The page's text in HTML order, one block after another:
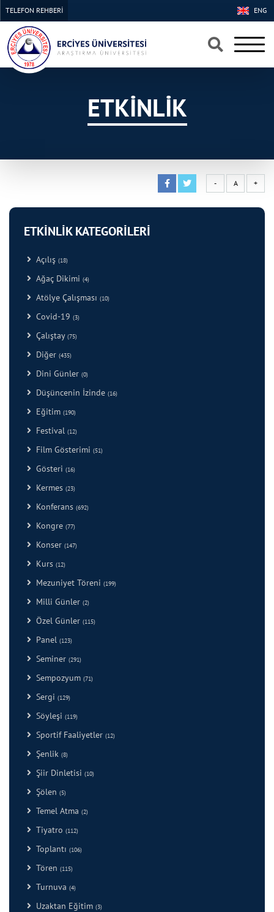
×
×
ENG
TELEFON REHBERİ
ETKİNLİK
- A +
ETKİNLİK KATEGORİLERİ
Açılış (18)
Ağaç Dikimi (4)
Atölye Çalışması (10)
Covid-19 (3)
Çalıştay (75)
Diğer (435)
Dini Günler (0)
Düşüncenin İzinde (16)
Eğitim (190)
Festival (12)
Film Gösterimi (51)
Gösteri (16)
Kermes (23)
Konferans (692)
Kongre (77)
Konser (147)
Kurs (12)
Mezuniyet Töreni (199)
Milli Günler (2)
Özel Günler (115)
Panel (123)
Seminer (291)
Sempozyum (71)
Sergi (129)
Söyleşi (119)
Sportif Faaliyetler (12)
Şenlik (8)
Şiir Dinletisi (10)
Şölen (5)
Temel Atma (2)
Tiyatro (112)
Toplantı (106)
Tören (115)
Turnuva (4)
Uzaktan Eğitim (3)